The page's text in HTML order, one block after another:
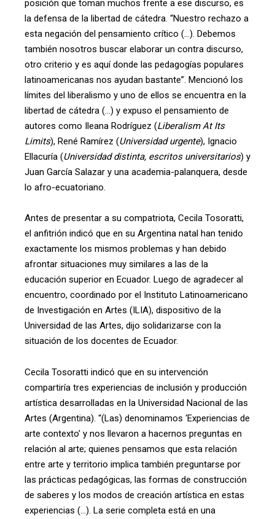
posición que toman muchos frente a ese discurso, es
la defensa de la libertad de cátedra. “Nuestro rechazo a
esta negación del pensamiento crítico (…). Debemos
también nosotros buscar elaborar un contra discurso,
otro criterio y es aquí donde las pedagogías populares
latinoamericanas nos ayudan bastante”. Mencionó los
límites del liberalismo y uno de ellos se encuentra en la
libertad de cátedra (…) y expuso el pensamiento de
autores como Ileana Rodríguez (Liberalism At Its
Limits), René Ramírez (Universidad urgente), Ignacio
Ellacuría (Universidad distinta, escritos universitarios) y
Juan García Salazar y una academia-palanquera, desde
lo afro-ecuatoriano.
Antes de presentar a su compatriota, Cecila Tosoratti,
el anfitrión indicó que en su Argentina natal han tenido
exactamente los mismos problemas y han debido
afrontar situaciones muy similares a las de la
educación superior en Ecuador. Luego de agradecer al
encuentro, coordinado por el Instituto Latinoamericano
de Investigación en Artes (ILIA), dispositivo de la
Universidad de las Artes, dijo solidarizarse con la
situación de los docentes de Ecuador.
Cecila Tosoratti indicó que en su intervención
compartiría tres experiencias de inclusión y producción
artística desarrolladas en la Universidad Nacional de las
Artes (Argentina). “(Las) denominamos ‘Experiencias de
arte contexto’ y nos llevaron a hacernos preguntas en
relación al arte; quienes pensamos que esta relación
entre arte y territorio implica también preguntarse por
las prácticas pedagógicas, las formas de construcción
de saberes y los modos de creación artística en estas
experiencias (…). La serie completa está en una